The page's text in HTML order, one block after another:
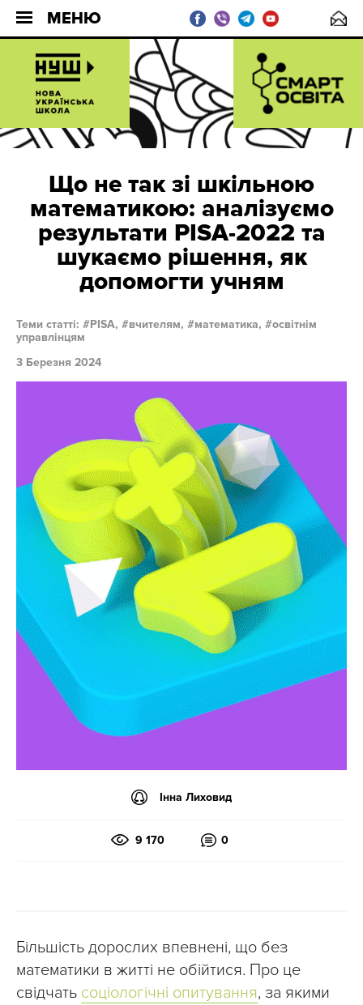
МЕНЮ
Що не так зі шкільною
математикою: аналізуємо
результати PISA-2022 та
шукаємо рішення, як
допомогти учням
Теми статті: PISA, вчителям, математика,
освітнім
управлінцям
3 Березня 2024
Інна Лиховид
9 170 0
Більшість дорослих впевнені, що без
математики в житті не обійтися. Про це
свідчать соціологічні опитування, за якими